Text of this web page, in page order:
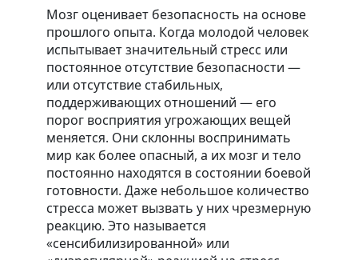
Мозг оценивает безопасность на основе
прошлого опыта. Когда молодой человек
испытывает значительный стресс или
постоянное отсутствие безопасности —
или отсутствие стабильных,
поддерживающих отношений — его
порог восприятия угрожающих вещей
меняется. Они склонны воспринимать
мир как более опасный, а их мозг и тело
постоянно находятся в состоянии боевой
готовности. Даже небольшое количество
стресса может вызвать у них чрезмерную
реакцию. Это называется
«сенсибилизированной» или